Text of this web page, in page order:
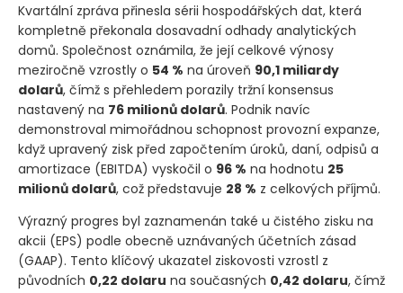
Kvartální zpráva přinesla sérii hospodářských dat, která
kompletně překonala dosavadní odhady analytických
domů. Společnost oznámila, že její celkové výnosy
meziročně vzrostly o 54 % na úroveň 90,1 miliardy
dolarů, čímž s přehledem porazily tržní konsensus
nastavený na 76 milionů dolarů. Podnik navíc
demonstroval mimořádnou schopnost provozní expanze,
když upravený zisk před započtením úroků, daní, odpisů a
amortizace (EBITDA) vyskočil o 96 % na hodnotu 25
milionů dolarů, což představuje 28 % z celkových příjmů.
Výrazný progres byl zaznamenán také u čistého zisku na
akcii (EPS) podle obecně uznávaných účetních zásad
(GAAP). Tento klíčový ukazatel ziskovosti vzrostl z
původních 0,22 dolaru na současných 0,42 dolaru, čímž